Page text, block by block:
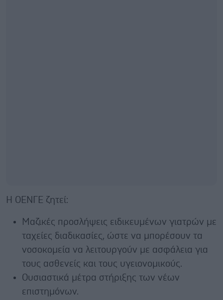
Η ΟΕΝΓΕ ζητεί:
Μαζικές προσλήψεις ειδικευμένων γιατρών με
ταχείες διαδικασίες, ώστε να μπορέσουν τα
νοσοκομεία να λειτουργούν με ασφάλεια για
τους ασθενείς και τους υγειονομικούς.
Ουσιαστικά μέτρα στήριξης των νέων
επιστημόνων.